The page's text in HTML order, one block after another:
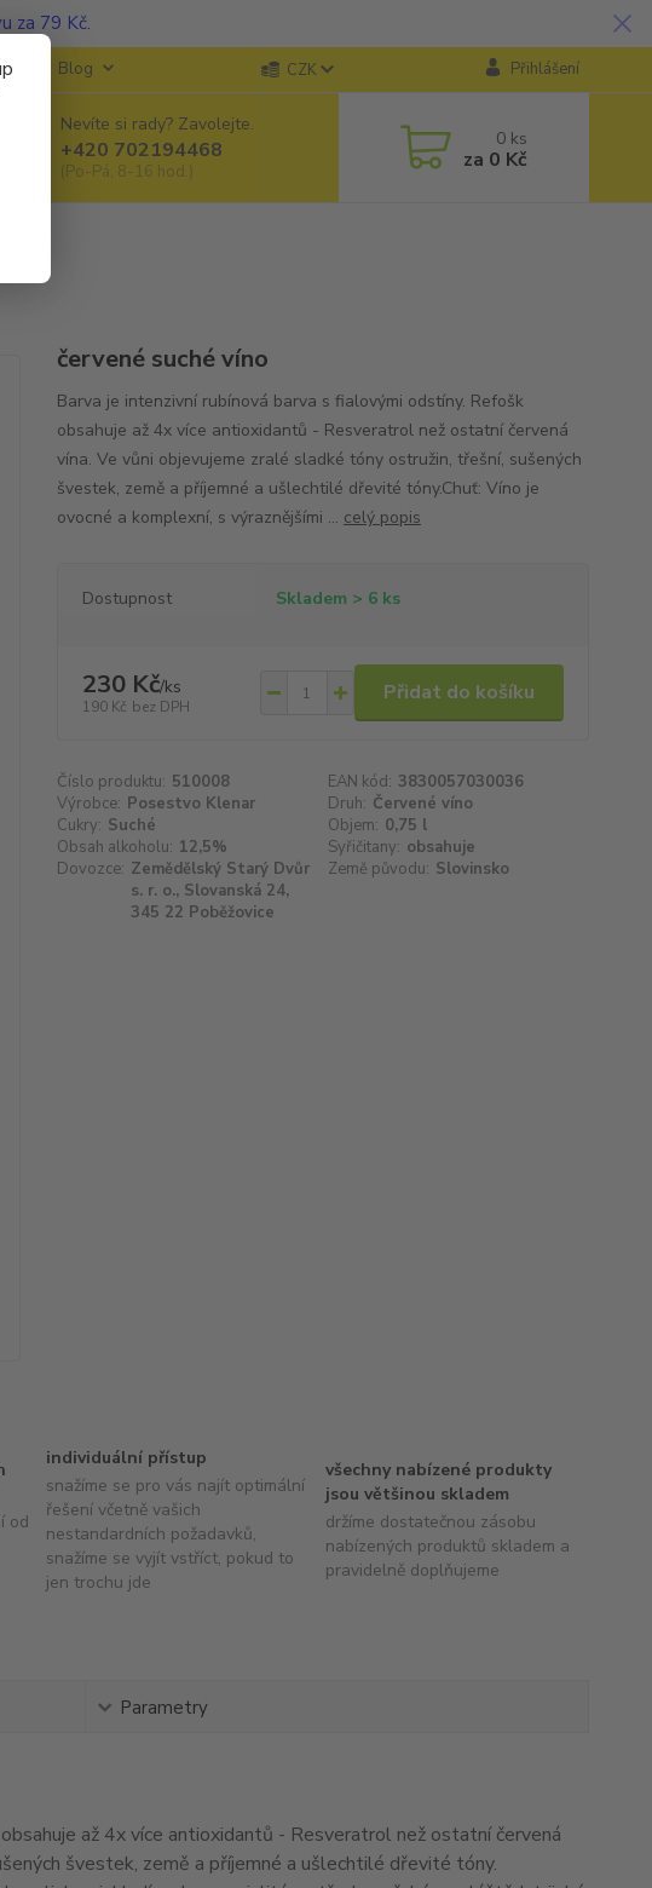
za 79 Kč.
Blog CZK Přihlášení
Nevíte si rady? Zavolejte.
+420 702194468
(Po-Pá, 8-16 hod.)
0 ks
za 0 Kč
červené suché víno
Barva je intenzivní rubínová barva s fialovými odstíny. Refošk
obsahuje až 4x více antioxidantů - Resveratrol než ostatní červená
vína. Ve vůni objevujeme zralé sladké tóny ostružin, třešní, sušených
švestek, země a příjemné a ušlechtilé dřevité tóny.Chuť: Víno je
ovocné a komplexní, s výraznějšími ... celý popis
Dostupnost Skladem > 6 ks
230 Kč/ks
190 Kč bez DPH
Přidat do košíku
Číslo produktu: 510008 EAN kód: 3830057030036
Výrobce: Posestvo Klenar Druh: Červené víno
Cukry: Suché Objem: 0,75 l
Obsah alkoholu: 12,5% Syřičitany: obsahuje
Dovozce: Zemědělský Starý Dvůr
s. r. o., Slovanská 24,
345 22 Poběžovice
Země původu: Slovinsko
od
individuální přístup
snažíme se pro vás najít optimální
řešení včetně vašich
nestandardních požadavků,
snažíme se vyjít vstříct, pokud to
jen trochu jde
všechny nabízené produkty
jsou většinou skladem
držíme dostatečnou zásobu
nabízených produktů skladem a
pravidelně doplňujeme
Parametry
až 4x více antioxidantů - Resveratrol než ostatní červená
švestek, země a příjemné a ušlechtilé dřevité tóny.